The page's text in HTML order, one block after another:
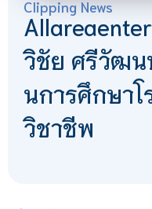
Clipping News
วิชัย ศรีวัฒ
นการศึกษาโ
วิชาชีพ